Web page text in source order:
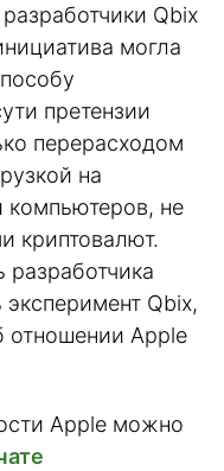
Qbix
могла
претензии
перерасходом
на
не
криптовалют.
эксперимент Qbix,
отношении Apple
Apple можно